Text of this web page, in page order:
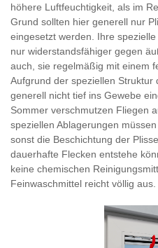
höhere Luftfeuchtigkeit, als im
Grund sollten hier generell nur
eingesetzt werden. Ihre
nur widerstandsfähiger gegen
auch, sie regelmäßig mit einem
Aufgrund der speziellen Struktur
generell nicht tief ins Gewebe
Sommer verschmutzen Fliegen
speziellen Ablagerungen
sonst die Beschichtung der
dauerhafte Flecken entstehe
keine chemischen
Feinwaschmittel reicht völlig aus.